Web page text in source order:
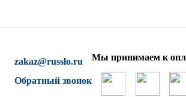
zakaz@russlo.ru
Обратный звонок
Мы принимаем к